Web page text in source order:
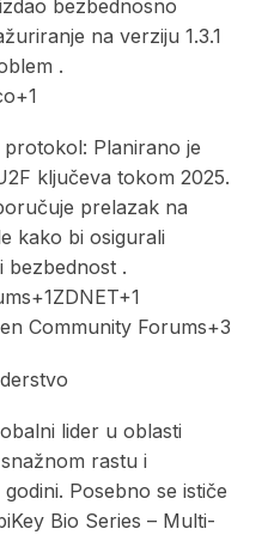
bezbednosno
na verziju 1.3.1
.​
Planirano je
ključeva tokom 2025.
prelazak na
kako bi osigurali
bezbednost .​
Community Forums+3
lider u oblasti
rastu i
Posebno se ističe
Bio Series – Multi-